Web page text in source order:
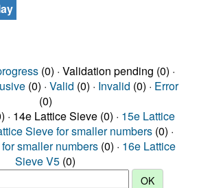
(0) · Validation pending (0) ·
(0) · Valid (0) · Invalid (0) · Error
(0)
· 14e Lattice Sieve (0) · 15e Lattice
Sieve for smaller numbers (0) ·
smaller numbers (0) · 16e Lattice
Sieve V5 (0)